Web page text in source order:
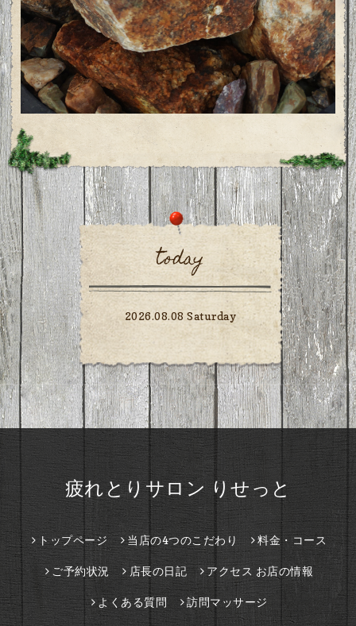
today
2026.08.08 Saturday
疲れとりサロン りせっと
トップページ 当店の4つのこだわり 料金・コース
ご予約状況 店長の日記 アクセス お店の情報
よくある質問 訪問マッサージ